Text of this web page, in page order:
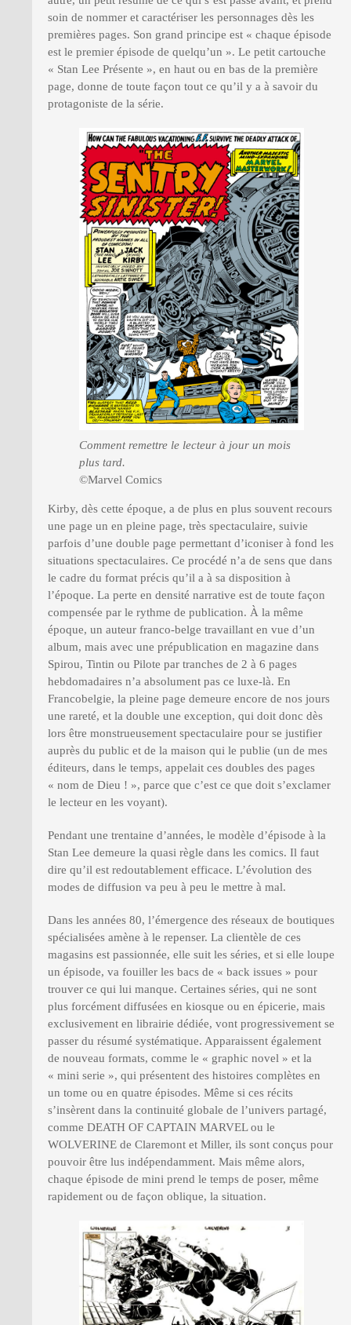
soin de nommer et caractériser les personnages dès les
premières pages. Son grand principe est « chaque épisode
est le premier épisode de quelqu’un ». Le petit cartouche
« Stan Lee Présente », en haut ou en bas de la première
page, donne de toute façon tout ce qu’il y a à savoir du
protagoniste de la série.
Comment remettre le lecteur à jour un mois
plus tard.
©Marvel Comics
Kirby, dès cette époque, a de plus en plus souvent recours
une page un en pleine page, très spectaculaire, suivie
parfois d’une double page permettant d’iconiser à fond les
situations spectaculaires. Ce procédé n’a de sens que dans
le cadre du format précis qu’il a à sa disposition à
l’époque. La perte en densité narrative est de toute façon
compensée par le rythme de publication. À la même
époque, un auteur franco-belge travaillant en vue d’un
album, mais avec une prépublication en magazine dans
Spirou, Tintin ou Pilote par tranches de 2 à 6 pages
hebdomadaires n’a absolument pas ce luxe-là. En
Francobelgie, la pleine page demeure encore de nos jours
une rareté, et la double une exception, qui doit donc dès
lors être monstrueusement spectaculaire pour se justifier
auprès du public et de la maison qui le publie (un de mes
éditeurs, dans le temps, appelait ces doubles des pages
« nom de Dieu ! », parce que c’est ce que doit s’exclamer
le lecteur en les voyant).
Pendant une trentaine d’années, le modèle d’épisode à la
Stan Lee demeure la quasi règle dans les comics. Il faut
dire qu’il est redoutablement efficace. L’évolution des
modes de diffusion va peu à peu le mettre à mal.
Dans les années 80, l’émergence des réseaux de boutiques
spécialisées amène à le repenser. La clientèle de ces
magasins est passionnée, elle suit les séries, et si elle loupe
un épisode, va fouiller les bacs de « back issues » pour
trouver ce qui lui manque. Certaines séries, qui ne sont
plus forcément diffusées en kiosque ou en épicerie, mais
exclusivement en librairie dédiée, vont progressivement se
passer du résumé systématique. Apparaissent également
de nouveau formats, comme le « graphic novel » et la
« mini serie », qui présentent des histoires complètes en
un tome ou en quatre épisodes. Même si ces récits
s’insèrent dans la continuité globale de l’univers partagé,
comme DEATH OF CAPTAIN MARVEL ou le
WOLVERINE de Claremont et Miller, ils sont conçus pour
pouvoir être lus indépendamment. Mais même alors,
chaque épisode de mini prend le temps de poser, même
rapidement ou de façon oblique, la situation.